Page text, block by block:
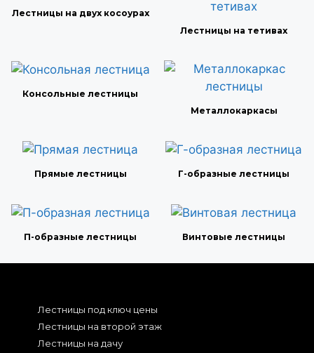
Лестницы на двух косоурах
Лестницы на тетивах
Консольные лестницы
Металлокаркасы
Прямые лестницы Г-образные лестницы
П-образные лестницы Винтовые лестницы
Лестницы под ключ цены
Лестницы на второй этаж
Лестницы на дачу